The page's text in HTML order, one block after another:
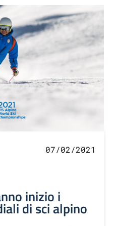
07/02/2021
inizio i
di sci alpino